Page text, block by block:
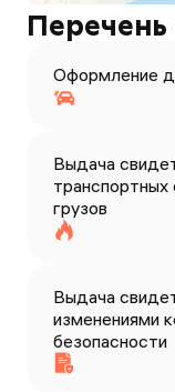
Оформление
Выдача
грузов
Выдача
изменениями
безопасности